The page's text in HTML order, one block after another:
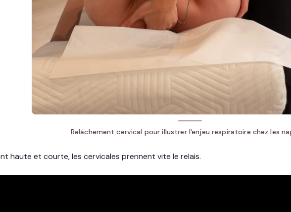
Relâchement cervical pour illustrer l'enjeu respiratoire chez les
haute et courte, les cervicales prennent vite le relais.